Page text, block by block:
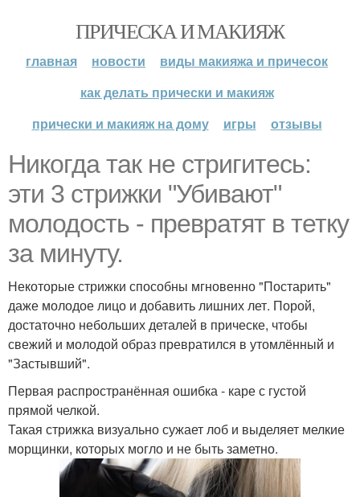
ПРИЧЕСКА И МАКИЯЖ
главная новости
виды макияжа и причесок
как делать прически и макияж
прически и макияж на дому
игры отзывы
Никогда так не стригитесь:
эти 3 стрижки "Убивают"
молодость - превратят в тетку
за минуту.
Некоторые стрижки способны мгновенно "Постарить"
даже молодое лицо и добавить лишних лет. Порой,
достаточно небольших деталей в прическе, чтобы
свежий и молодой образ превратился в утомлённый и
"Застывший".
Первая распространённая ошибка - каре с густой
прямой челкой.
Такая стрижка визуально сужает лоб и выделяет мелкие
морщинки, которых могло и не быть заметно.